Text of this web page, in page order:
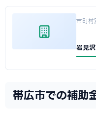
市町村
岩見
帯広市での補助